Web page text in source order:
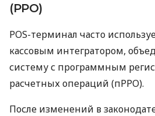
(РРО)
POS-терминал часто
кассовым интегратором,
систему с программным
расчетных операций (пРРО).
После изменений в